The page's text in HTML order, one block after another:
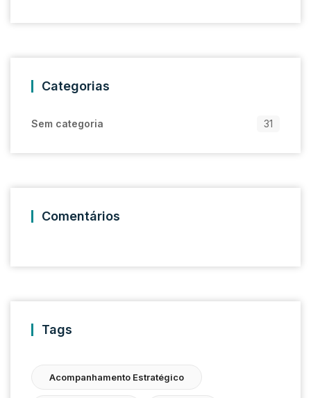
Categorias
Sem categoria 31
Comentários
Tags
Acompanhamento Estratégico